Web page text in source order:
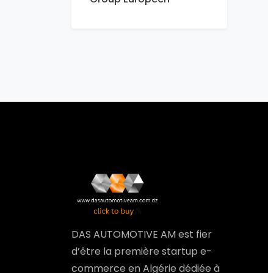
DAS AUTOMOTIVE AM est fier
d’être la première startup e-
commerce en Algérie dédiée à